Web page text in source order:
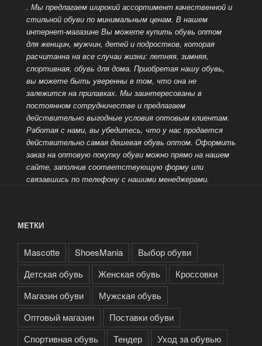
. Мы предлагаем широкий ассортимент качественной и
стильной обуви по минимальным ценам. В нашем
интернет-магазине Вы можете купить обувь оптом
для женщин, мужчин, детей и подростков, которая
расчитанна на все случаи жизни: летняя, зимняя,
спортивная, обувь для дома. Приобретая нашу обувь,
вы можете быть уверенны в том, что она не
залежится на прилавках. Мы заинтересованы в
постоянном сотрудничестве и предлагаем
действительно выгодные условия оптовым клиентам.
Работая с нами, вы убедитесь, что у нас продается
действительно самая дешевая обувь оптом. Оформить
заказ на оптовую покупку обуви можно прямо на нашем
сайте, заполнив соответствующую форму или
связавшись по телефону с нашими менеджерами.
МЕТКИ
Mascotte ShoesMania
Выбор обуви
Детская обувь
Женская обувь
Кроссовки
Магазин обуви
Мужская обувь
Оптовый магазин
Поставки обуви
Спортивная обувь
Тендер Уход за обувью